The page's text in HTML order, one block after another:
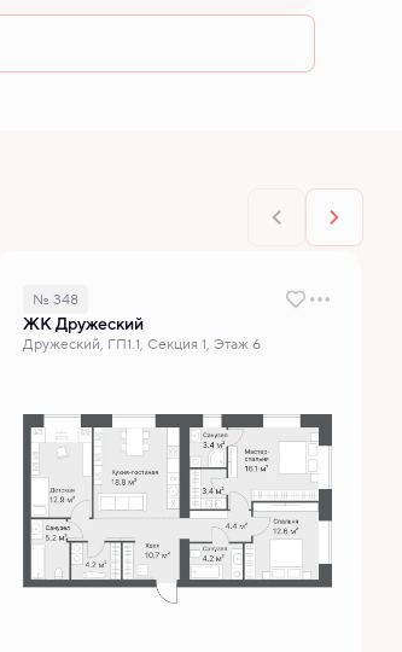
№ 348
ЖК Дружеский
Дружеский, ГП1.1, Секция 1, Этаж 6